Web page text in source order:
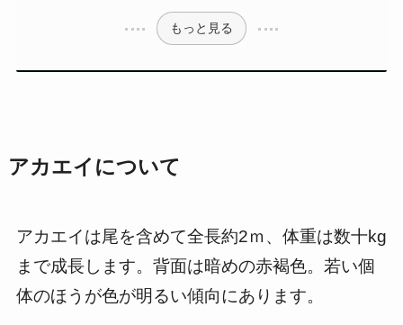
もっと見る
アカエイについて
アカエイは尾を含めて全長約2ｍ、体重は数十kg
まで成長します。背面は暗めの赤褐色。若い個
体のほうが色が明るい傾向にあります。